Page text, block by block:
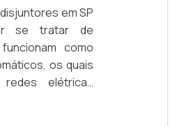
em SP
se tratar de
como
os quais
elétricas
segurança,
como curtos